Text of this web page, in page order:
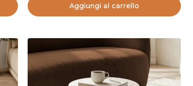
Aggiungi al carrello